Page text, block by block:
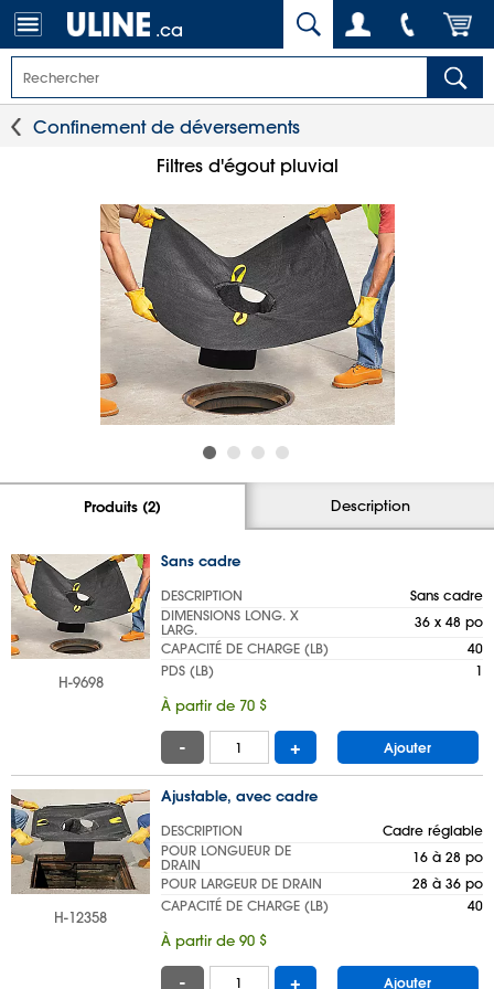
.ca
Confinement de déversements
Filtres d'égout pluvial
Produits (2) Description
H-9698
Sans cadre
DESCRIPTION
Sans cadre
DIMENSIONS LONG. X
LARG.
36 x 48 po
CAPACITÉ DE CHARGE (LB)
40
PDS (LB)
1
À partir de 70 $
- + Ajouter
H-12358
Ajustable, avec cadre
DESCRIPTION
Cadre réglable
POUR LONGUEUR DE
DRAIN
16 à 28 po
POUR LARGEUR DE DRAIN
28 à 36 po
CAPACITÉ DE CHARGE (LB)
40
À partir de 90 $
- + Ajouter